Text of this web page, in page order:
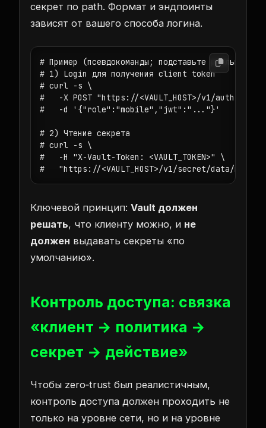
секрет по path. Формат и эндпоинты
зависят от вашего способа логина.
# Пример (псевдокоманды; подставьте реальные
# 1) Login для получения client token
# curl -s \
#   -X POST "https://<VAULT_HOST>/v1/auth/
#   -d '{"role":"mobile","jwt":"..."}'
# 2) Чтение секрета
# curl -s \
#   -H "X-Vault-Token: <VAULT_TOKEN>" \
#   "https://<VAULT_HOST>/v1/secret/data/
Ключевой принцип: Vault должен
решать, что клиенту можно, и не
должен выдавать секреты «по
умолчанию».
Контроль доступа: связка
«клиент → политика →
секрет → действие»
Чтобы zero‑trust был реалистичным,
контроль доступа должен проходить не
только на уровне сети, но и на уровне